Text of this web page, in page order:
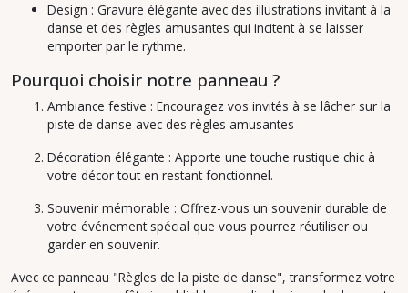
Design : Gravure élégante avec des illustrations invitant à la
danse et des règles amusantes qui incitent à se laisser
emporter par le rythme.
Pourquoi choisir notre panneau ?
Ambiance festive : Encouragez vos invités à se lâcher sur la
piste de danse avec des règles amusantes
Décoration élégante : Apporte une touche rustique chic à
votre décor tout en restant fonctionnel.
Souvenir mémorable : Offrez-vous un souvenir durable de
votre événement spécial que vous pourrez réutiliser ou
garder en souvenir.
Avec ce panneau "Règles de la piste de danse", transformez votre